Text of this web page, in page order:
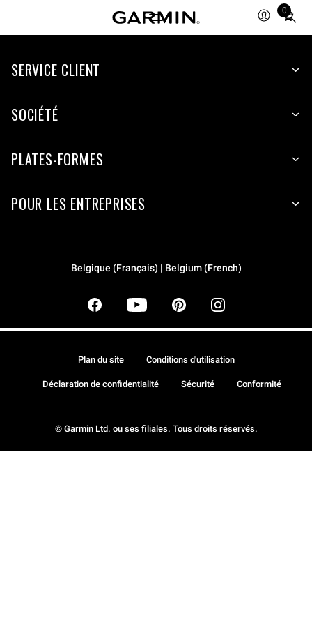
0
Total
items
cart:
SERVICE CLIENT
SOCIÉTÉ
PLATES-FORMES
POUR LES ENTREPRISES
Belgique (Français) | Belgium (French)
© Garmin Ltd. ou ses filiales. Tous droits réservés.
Plan du site Conditions d'utilisation
Déclaration de confidentialité Sécurité Conformité